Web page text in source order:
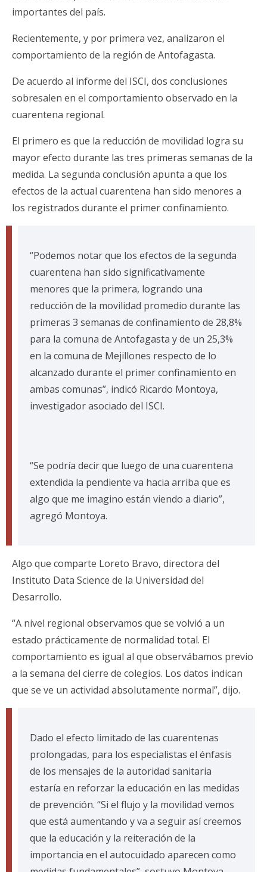
importantes del país.
Recientemente, y por primera vez, analizaron el
comportamiento de la región de Antofagasta.
De acuerdo al informe del ISCI, dos conclusiones
sobresalen en el comportamiento observado en la
cuarentena regional.
El primero es que la reducción de movilidad logra su
mayor efecto durante las tres primeras semanas de la
medida. La segunda conclusión apunta a que los
efectos de la actual cuarentena han sido menores a
los registrados durante el primer confinamiento.
“Podemos notar que los efectos de la segunda
cuarentena han sido significativamente
menores que la primera, logrando una
reducción de la movilidad promedio durante las
primeras 3 semanas de confinamiento de 28,8%
para la comuna de Antofagasta y de un 25,3%
en la comuna de Mejillones respecto de lo
alcanzado durante el primer confinamiento en
ambas comunas”, indicó Ricardo Montoya,
investigador asociado del ISCI.
“Se podría decir que luego de una cuarentena
extendida la pendiente va hacia arriba que es
algo que me imagino están viendo a diario”,
agregó Montoya.
Algo que comparte Loreto Bravo, directora del
Instituto Data Science de la Universidad del
Desarrollo.
“A nivel regional observamos que se volvió a un
estado prácticamente de normalidad total. El
comportamiento es igual al que observábamos previo
a la semana del cierre de colegios. Los datos indican
que se ve un actividad absolutamente normal”, dijo.
Dado el efecto limitado de las cuarentenas
prolongadas, para los especialistas el énfasis
de los mensajes de la autoridad sanitaria
estaría en reforzar la educación en las medidas
de prevención. “Si el flujo y la movilidad vemos
que está aumentando y va a seguir así creemos
que la educación y la reiteración de la
importancia en el autocuidado aparecen como